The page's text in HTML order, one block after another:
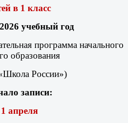
в 1 класс
учебный год
программа начального
образования
России»)
записи:
1 апреля